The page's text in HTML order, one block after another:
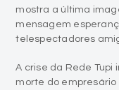
A crise da Rede Tupi
morte do empresário
sendo este um dos
comunicação do país.